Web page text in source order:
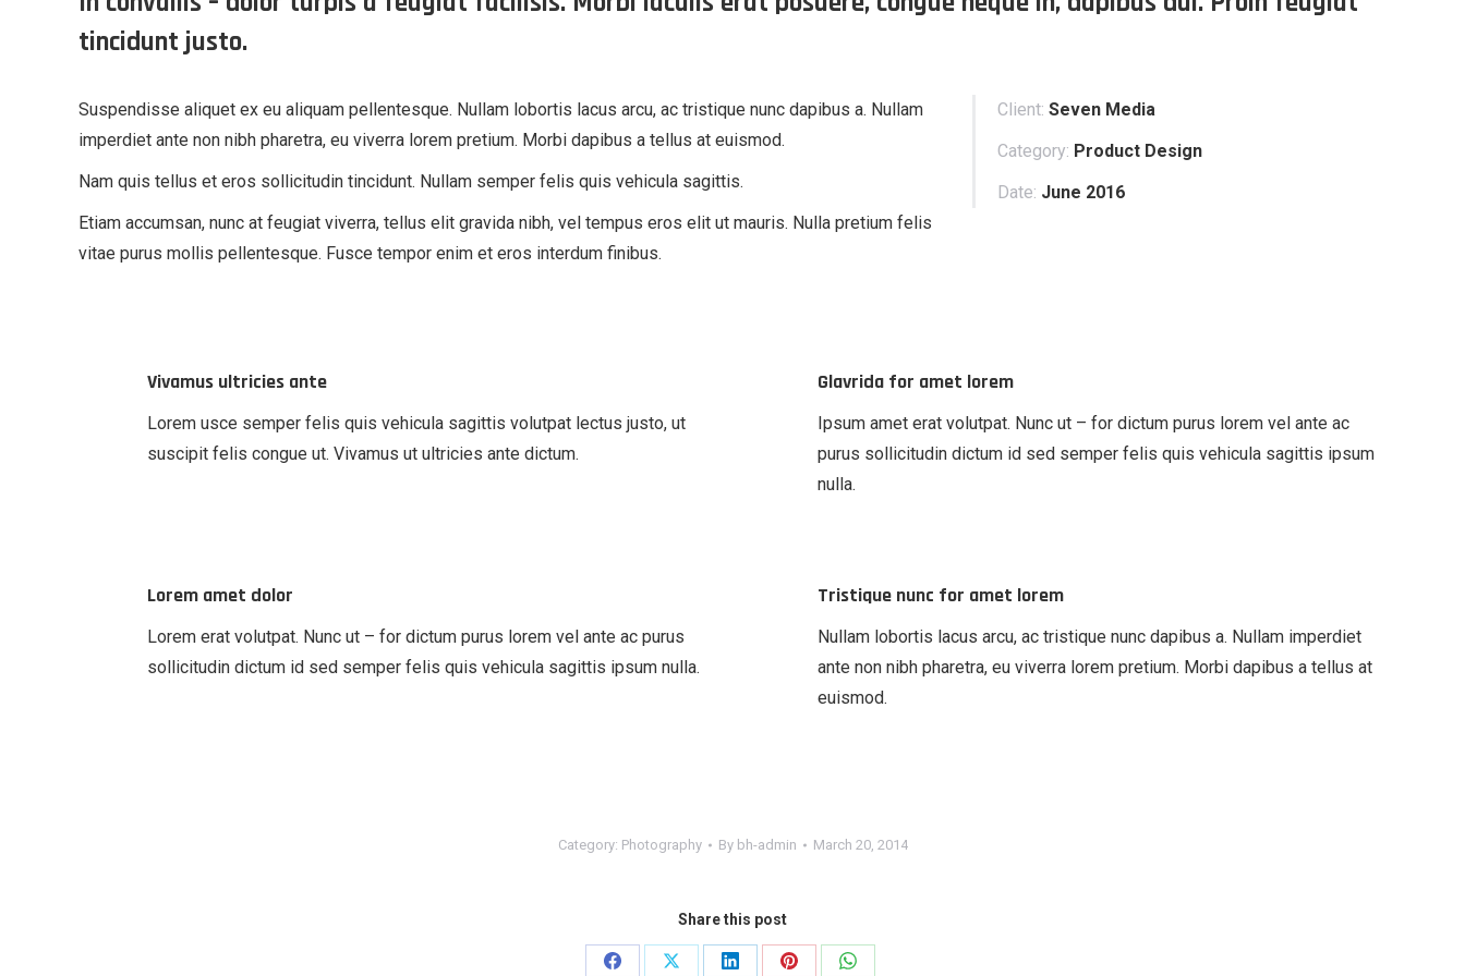
tincidunt justo.
Suspendisse aliquet ex eu aliquam pellentesque. Nullam lobortis lacus arcu, ac tristique nunc dapibus a. Nullam
imperdiet ante non nibh pharetra, eu viverra lorem pretium. Morbi dapibus a tellus at euismod.
Nam quis tellus et eros sollicitudin tincidunt. Nullam semper felis quis vehicula sagittis.
Etiam accumsan, nunc at feugiat viverra, tellus elit gravida nibh, vel tempus eros elit ut mauris. Nulla pretium felis
vitae purus mollis pellentesque. Fusce tempor enim et eros interdum finibus.
Client: Seven Media
Category: Product Design
Date: June 2016
Vivamus ultricies ante
Lorem usce semper felis quis vehicula sagittis volutpat lectus justo, ut
suscipit felis congue ut. Vivamus ut ultricies ante dictum.
Glavrida for amet lorem
Ipsum amet erat volutpat. Nunc ut – for dictum purus lorem vel ante ac
purus sollicitudin dictum id sed semper felis quis vehicula sagittis ipsum
nulla.
Lorem amet dolor
Lorem erat volutpat. Nunc ut – for dictum purus lorem vel ante ac purus
sollicitudin dictum id sed semper felis quis vehicula sagittis ipsum nulla.
Tristique nunc for amet lorem
Nullam lobortis lacus arcu, ac tristique nunc dapibus a. Nullam imperdiet
ante non nibh pharetra, eu viverra lorem pretium. Morbi dapibus a tellus at
euismod.
Category: Photography By bh-admin March 20, 2014
Share this post